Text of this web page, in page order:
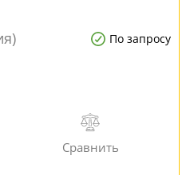
По запросу